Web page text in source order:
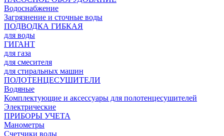
Водоснабжение
Загрязнение и сточные воды
ПОДВОДКА ГИБКАЯ
для воды
ГИГАНТ
для газа
для смесителя
для стиральных машин
ПОЛОТЕНЦЕСУШИТЕЛИ
Водяные
Комплектующие и аксессуары для полотенцесушителей
Электрические
ПРИБОРЫ УЧЕТА
Манометры
Счетчики воды